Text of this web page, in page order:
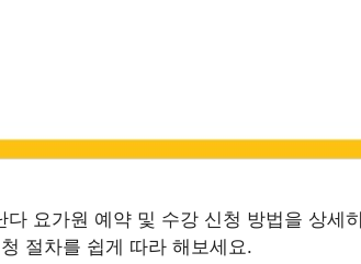
다 요가원 예약 및 수강 신청 방법을 상세
절차를 쉽게 따라 해보세요.